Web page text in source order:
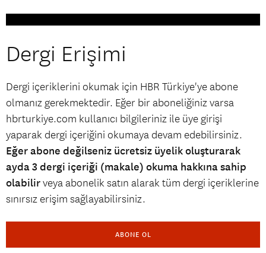
Dergi Erişimi
Dergi içeriklerini okumak için HBR Türkiye'ye abone
olmanız gerekmektedir. Eğer bir aboneliğiniz varsa
hbrturkiye.com kullanıcı bilgileriniz ile üye girişi
yaparak dergi içeriğini okumaya devam edebilirsiniz.
Eğer abone değilseniz ücretsiz üyelik oluşturarak
ayda 3 dergi içeriği (makale) okuma hakkına sahip
olabilirveya abonelik satın alarak tüm dergi içeriklerine
sınırsız erişim sağlayabilirsiniz.
ABONE OL